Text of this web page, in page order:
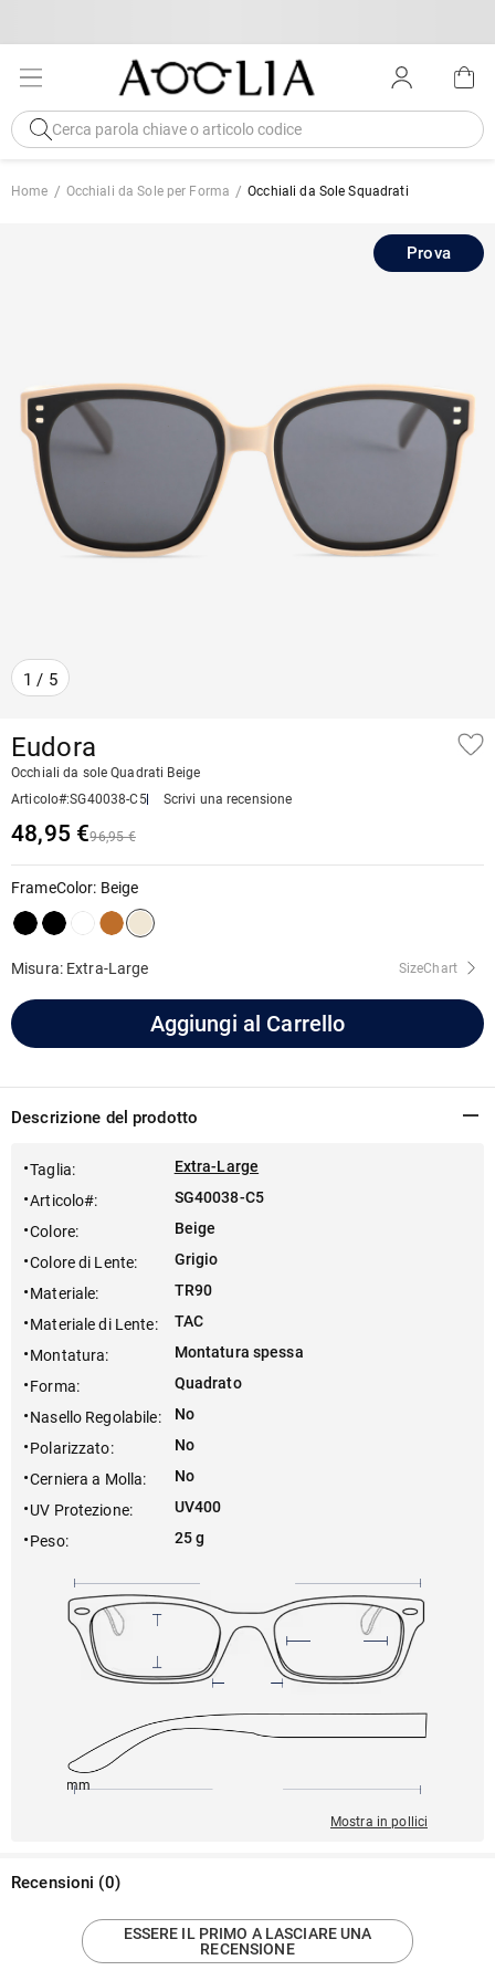
Home Occhiali da Sole per Forma Occhiali da Sole Squadrati
1 / 5
Prova
Eudora
Occhiali da sole Quadrati Beige
Articolo#:SG40038-C5 Scrivi una recensione
48,95 €96,95 €
FrameColor: Beige
Misura: Extra-Large SizeChart
Aggiungi al Carrello
Descrizione del prodotto
Taglia:
Extra-Large
Articolo#:
SG40038-C5
Colore:
Beige
Colore di Lente:
Grigio
Materiale:
TR90
Materiale di Lente:
TAC
Montatura:
Montatura spessa
Forma:
Quadrato
Nasello Regolabile:
No
Polarizzato:
No
Cerniera a Molla:
No
UV Protezione:
UV400
Peso: 25 g
142mm
Mostra in pollici
Recensioni (0)
ESSERE IL PRIMO A LASCIARE UNA
RECENSIONE